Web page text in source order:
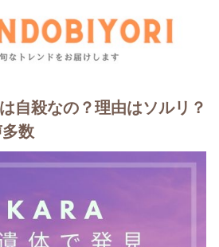
自殺なの？理由はソルリ？
数